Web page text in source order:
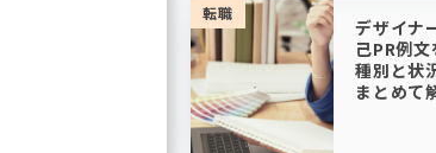
転職
デザイナ
己PR例
種別と状
まとめて